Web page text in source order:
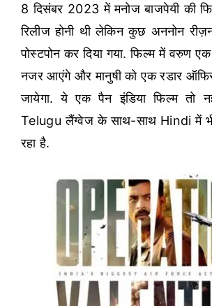
8 दिसंबर 2023 में मनोज बाजपेयी की
रिलीज होनी थी लेकिन कुछ अननोन
पोस्टपोन कर दिया गया. फिल्म में वरुण
नजर आएंगे और मानुषी को एक रडार
जायेगा. ये एक पैन इंडिया फिल्म तो
Telugu लैंग्वेज के साथ-साथ Hindi में भी
रहा है.